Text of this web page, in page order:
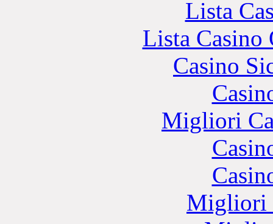
Lista
Lista
Casino
Migliori
Migliori